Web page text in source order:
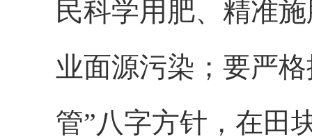
民科学用肥、精准
业面源污染；要严
管”八字方针，在田